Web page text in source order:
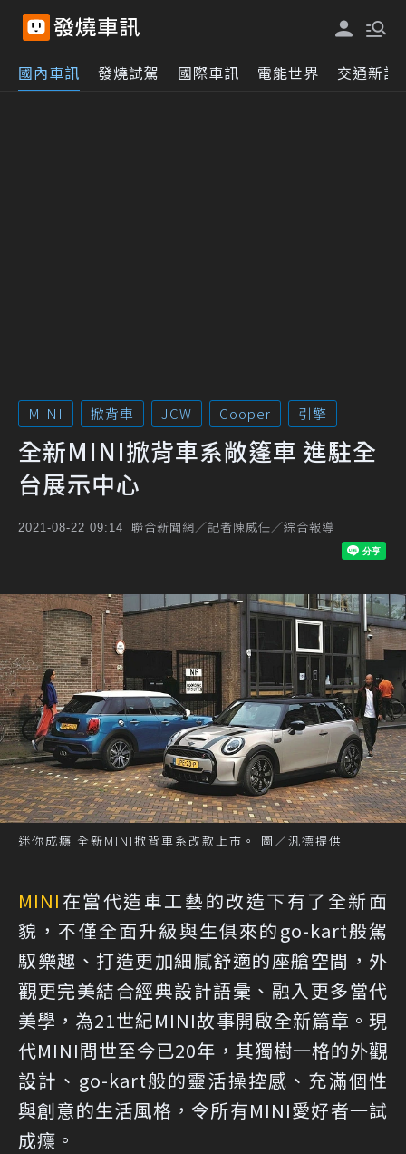
國內車訊 發燒試駕 國際車訊 電能世界 交通新訊
MINI 掀背車 JCW Cooper 引擎
全新MINI掀背車系敞篷車 進駐全
台展示中心
2021-08-22 09:14 聯合新聞網／記者陳威任／綜合報導
迷你成癮 全新MINI掀背車系改款上市。 圖／汎德提供
MINI 在當代造車工藝的改造下有了全新面
貌，不僅全面升級與生俱來的go-kart般駕
馭樂趣、打造更加細膩舒適的座艙空間，外
觀更完美結合經典設計語彙、融入更多當代
美學，為21世紀MINI故事開啟全新篇章。現
代MINI問世至今已20年，其獨樹一格的外觀
設計、go-kart般的靈活操控感、充滿個性
與創意的生活風格，令所有MINI愛好者一試
成癮。